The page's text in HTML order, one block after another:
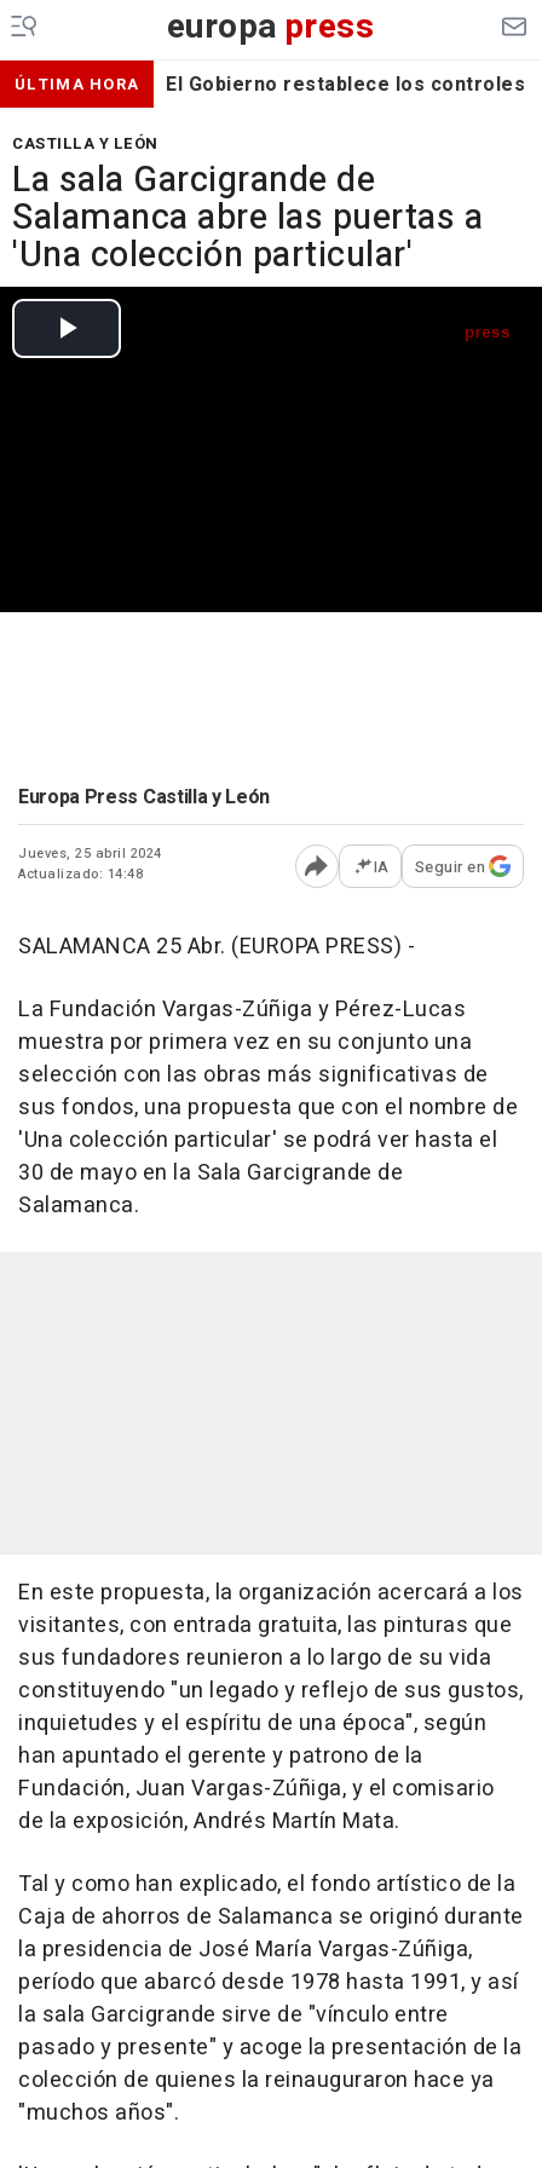
europa press
ÚLTIMA HORA El Gobierno restablece los
CASTILLA Y LEÓN
La sala Garcigrande de
Salamanca abre las puertas a
'Una colección particular'
Europa Press Castilla y León
Jueves, 25 abril 2024
Actualizado: 14:48
Abrir opciones para
IA Seguir en
SALAMANCA 25 Abr. (EUROPA PRESS) -
La Fundación Vargas-Zúñiga y Pérez-Lucas
muestra por primera vez en su conjunto una
selección con las obras más significativas de
sus fondos, una propuesta que con el nombre de
'Una colección particular' se podrá ver hasta el
30 de mayo en la Sala Garcigrande de
Salamanca.
En este propuesta, la organización acercará a los
visitantes, con entrada gratuita, las pinturas que
sus fundadores reunieron a lo largo de su vida
constituyendo "un legado y reflejo de sus gustos,
inquietudes y el espíritu de una época", según
han apuntado el gerente y patrono de la
Fundación, Juan Vargas-Zúñiga, y el comisario
de la exposición, Andrés Martín Mata.
Tal y como han explicado, el fondo artístico de la
Caja de ahorros de Salamanca se originó durante
la presidencia de José María Vargas-Zúñiga,
período que abarcó desde 1978 hasta 1991, y así
la sala Garcigrande sirve de "vínculo entre
pasado y presente" y acoge la presentación de la
colección de quienes la reinauguraron hace ya
"muchos años".